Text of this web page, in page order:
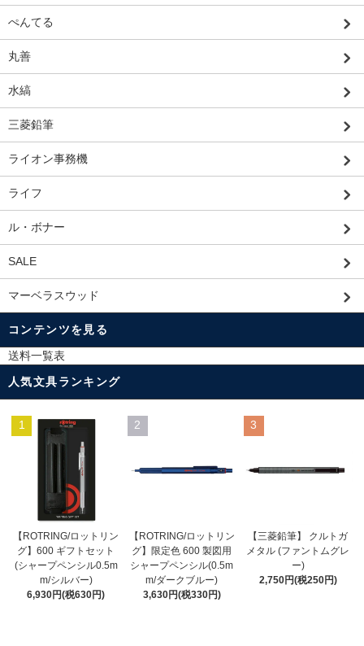
ぺんてる
丸善
水縞
三菱鉛筆
ライオン事務機
ライフ
ル・ボナー
SALE
マーベラスウッド
コンテンツを見る
送料一覧表
人気文具ランキング
1
【ROTRING/ロットリン
グ】600 ギフトセット
(シャープペンシル0.5m
m/シルバー)
6,930円(税630円)
2
【ROTRING/ロットリン
グ】限定色 600 製図用
シャープペンシル(0.5m
m/ダークブルー)
3,630円(税330円)
3
【三菱鉛筆】 クルトガ
メタル (ファントムグレ
ー)
2,750円(税250円)